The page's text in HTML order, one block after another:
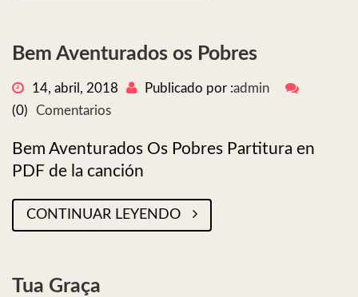
Bem Aventurados os Pobres
14, abril, 2018 Publicado por :admin
(0)
Comentarios
Bem Aventurados Os Pobres Partitura en
PDF de la canción
CONTINUAR LEYENDO
Tua Graça